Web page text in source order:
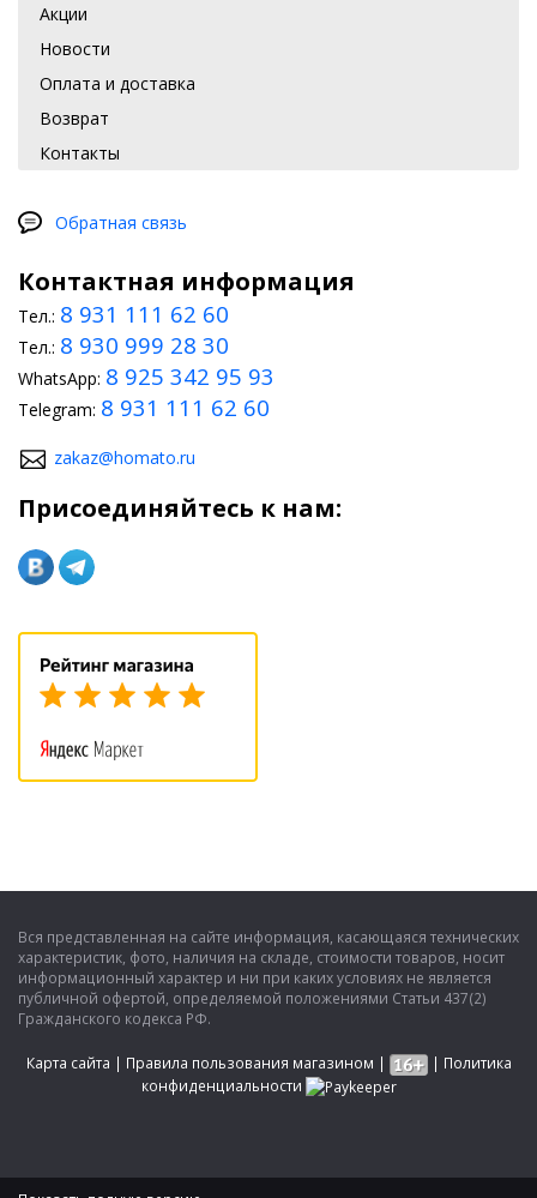
Акции
Новости
Оплата и доставка
Возврат
Контакты
Обратная связь
Контактная информация
Тел.: 8 931 111 62 60
Тел.: 8 930 999 28 30
WhatsApp: 8 925 342 95 93
Telegram: 8 931 111 62 60
zakaz@homato.ru
Присоединяйтесь к нам:
Вся представленная на сайте информация, касающаяся технических
характеристик, фото, наличия на складе, стоимости товаров, носит
информационный характер и ни при каких условиях не является
публичной офертой, определяемой положениями Статьи 437(2)
Гражданского кодекса РФ.
Карта сайта | Правила пользования магазином | | Политика
конфиденциальности